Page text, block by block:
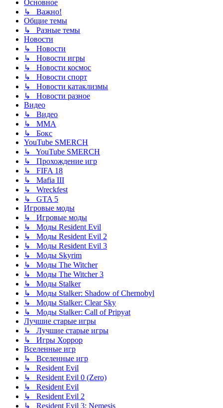
Основное
↳ Важно!
Общие темы
↳ Разные темы
Новости
↳ Новости
↳ Новости игры
↳ Новости космос
↳ Новости спорт
↳ Новости катаклизмы
↳ Новости разное
Видео
↳ Видео
↳ ММА
↳ Бокс
YouTube SMERCH
↳ YouTube SMERCH
↳ Прохождение игр
↳ FIFA 18
↳ Mafia III
↳ Wreckfest
↳ GTA 5
Игровые моды
↳ Игровые моды
↳ Моды Resident Evil
↳ Моды Resident Evil 2
↳ Моды Resident Evil 3
↳ Моды Skyrim
↳ Моды The Witcher
↳ Моды The Witcher 3
↳ Моды Stalker
↳ Моды Stalker: Shadow of Chernobyl
↳ Моды Stalker: Clear Sky
↳ Моды Stalker: Call of Pripyat
Лучшие старые игры
↳ Лучшие старые игры
↳ Игры Хоррор
Вселенные игр
↳ Вселенные игр
↳ Resident Evil
↳ Resident Evil 0 (Zero)
↳ Resident Evil
↳ Resident Evil 2
↳ Resident Evil 3: Nemesis